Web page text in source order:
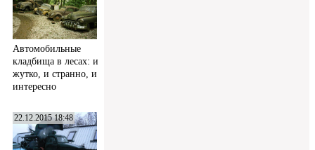
Автомобильные
кладбища в лесах: и
жутко, и странно, и
интересно
22.12.2015 18:48